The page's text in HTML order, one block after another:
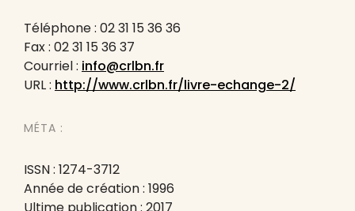
Téléphone : 02 31 15 36 36
Fax : 02 31 15 36 37
Courriel : info@crlbn.fr
URL : http://www.crlbn.fr/livre-echange-2/
MÉTA :
ISSN : 1274-3712
Année de création : 1996